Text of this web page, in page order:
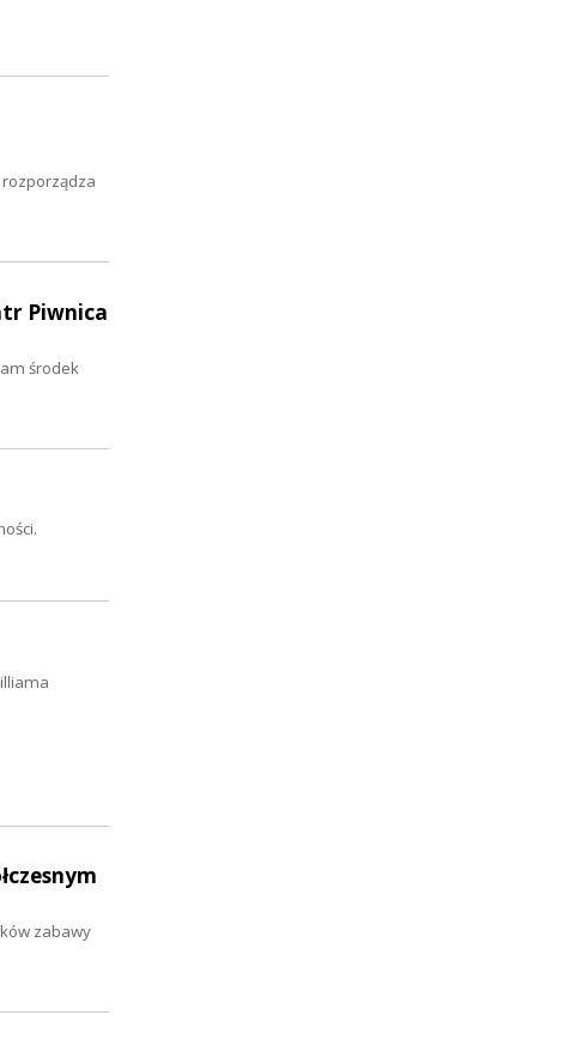
Piwnica
środek
zabawy